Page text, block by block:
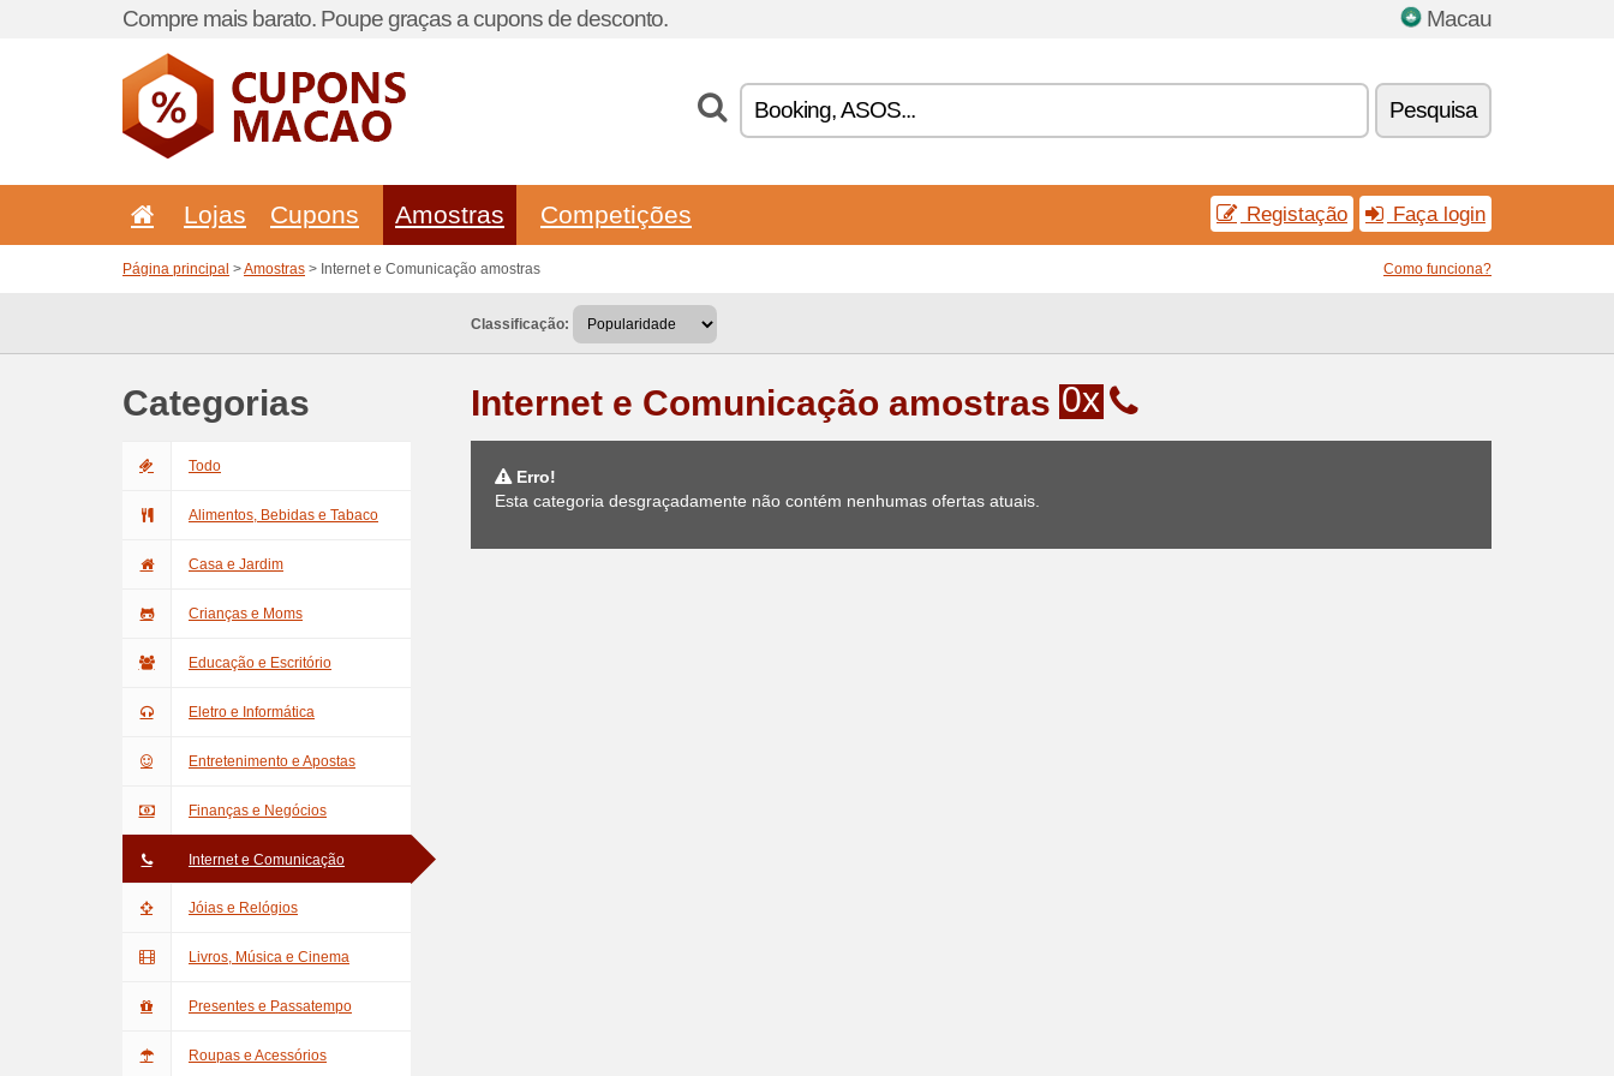
Compre mais barato. Poupe graças a cupons de desconto. Macau
Pesquisa
Lojas Cupons Amostras Competições Registação Faça login
Página principal >Amostras > Internet e Comunicação amostras Como funciona?
Classificação:
Categorias
Todo
Alimentos, Bebidas e Tabaco
Casa e Jardim
Crianças e Moms
Educação e Escritório
Eletro e Informática
Entretenimento e Apostas
Finanças e Negócios
Internet e Comunicação
Jóias e Relógios
Livros, Música e Cinema
Presentes e Passatempo
Roupas e Acessórios
Internet e Comunicação amostras 0x
Erro!
Esta categoria desgraçadamente não contém nenhumas ofertas atuais.